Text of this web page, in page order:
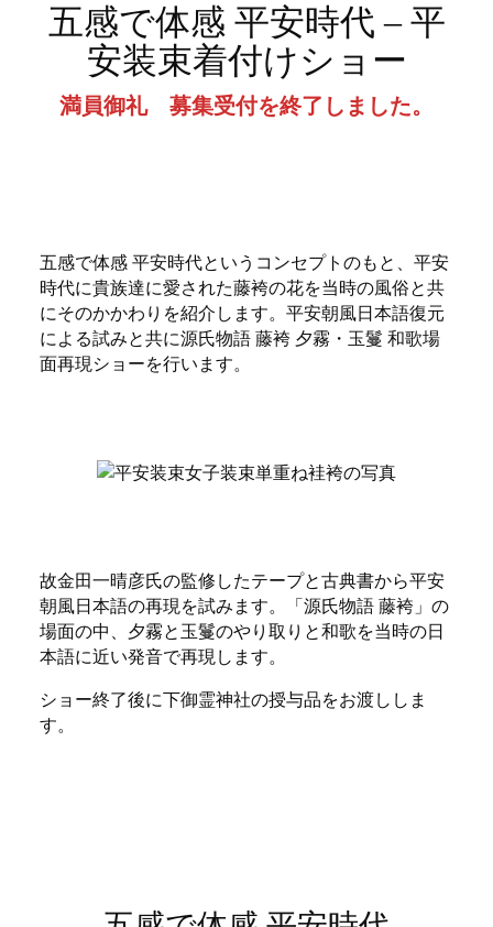
五感で体感 平安時代 – 平
安装束着付けショー
満員御礼 募集受付を終了しました。
五感で体感 平安時代というコンセプトのもと、平安
時代に貴族達に愛された藤袴の花を当時の風俗と共
にそのかかわりを紹介します。平安朝風日本語復元
による試みと共に源氏物語 藤袴 夕霧・玉鬘 和歌場
面再現ショーを行います。
故金田一晴彦氏の監修したテープと古典書から平安
朝風日本語の再現を試みます。「源氏物語 藤袴」の
場面の中、夕霧と玉鬘のやり取りと和歌を当時の日
本語に近い発音で再現します。
ショー終了後に下御霊神社の授与品をお渡ししま
す。